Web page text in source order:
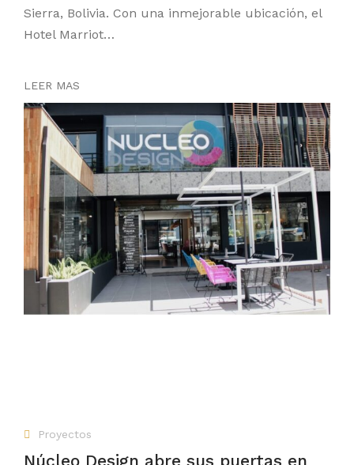
Sierra, Bolivia. Con una inmejorable ubicación, el
Hotel Marriot…
LEER MAS
Proyectos
Núcleo Design abre sus puertas en